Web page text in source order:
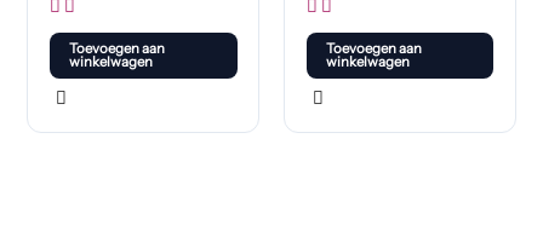
Toevoegen aan
winkelwagen
Toevoegen aan
winkelwagen